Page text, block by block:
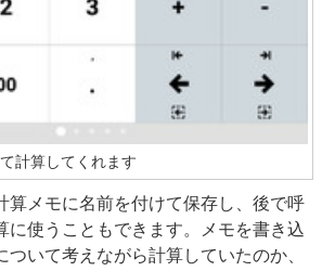
計算してくれます
メモに名前を付けて保存し、後で呼
に使うこともできます。メモを書き込
ついて考えながら計算していたのか、